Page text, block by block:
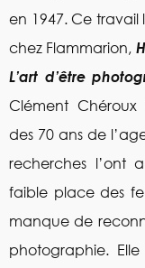
en 1947. Ce travail
chez Flammarion,
L’art d’être
Clément Chéroux
des 70 ans de
recherches l’ont
faible place des
manque de
photographie.